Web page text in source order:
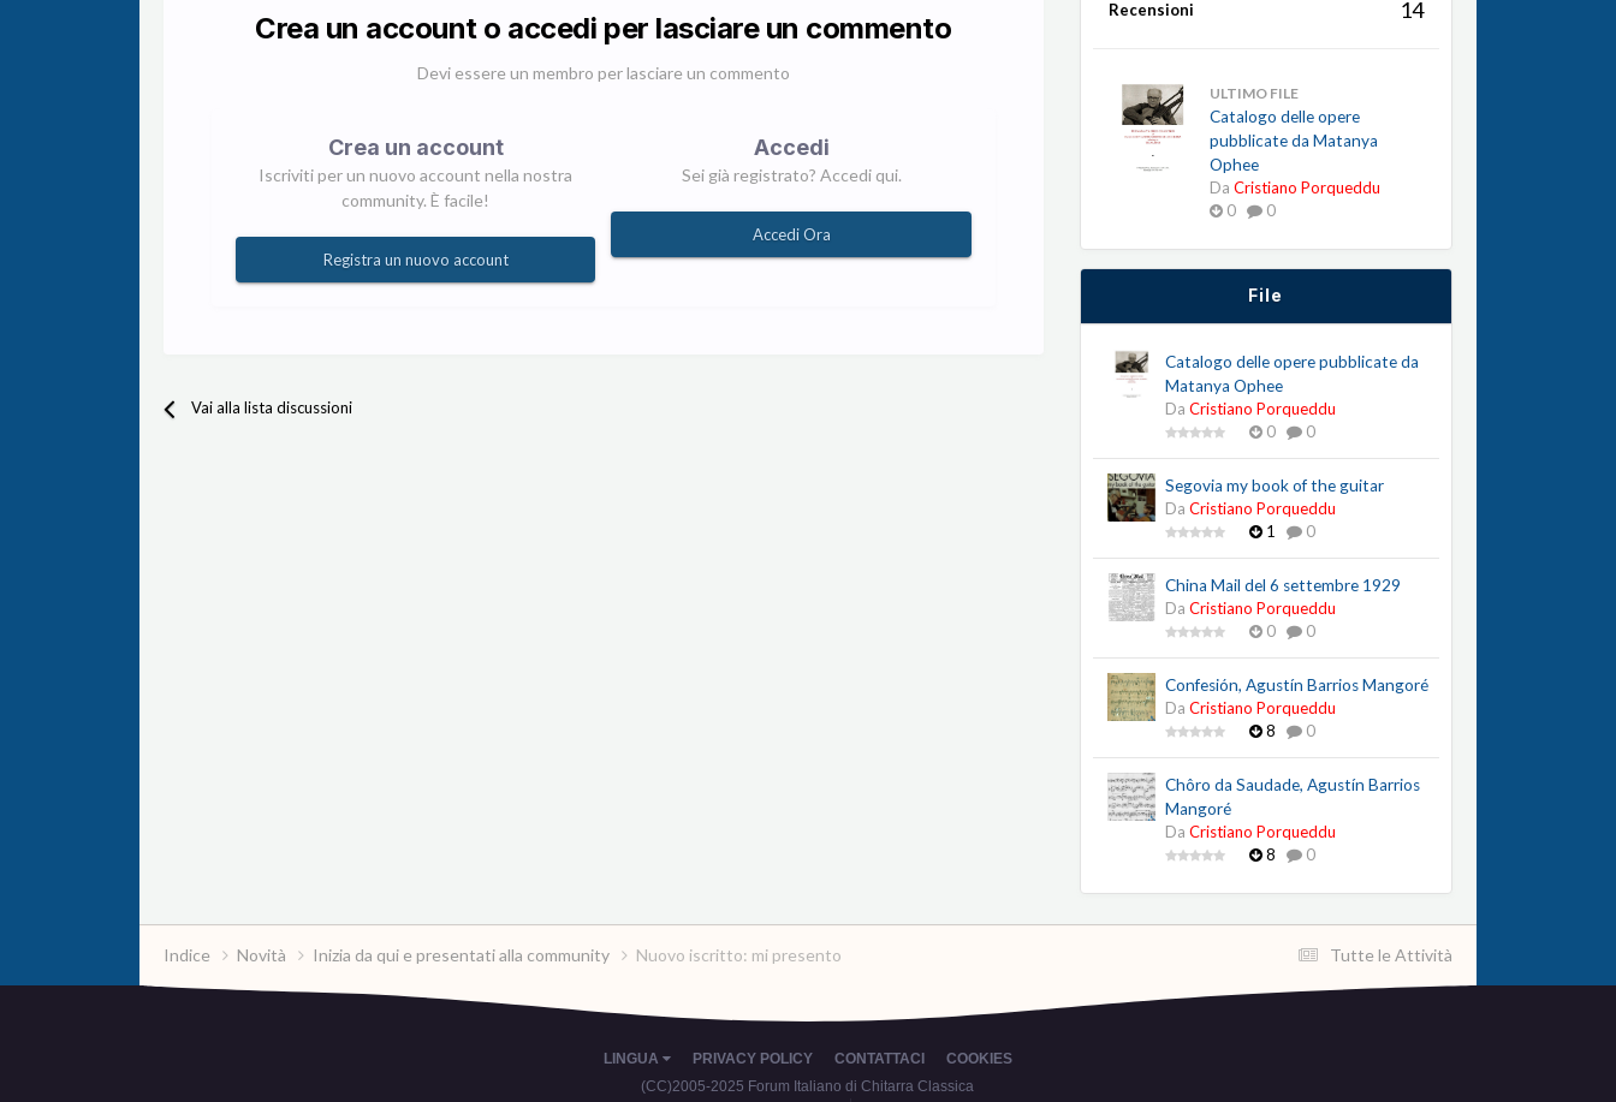
Crea un account o accedi per lasciare un commento
Devi essere un membro per lasciare un commento
Crea un account
Iscriviti per un nuovo account nella nostra
community. È facile!
Registra un nuovo account
Accedi
Sei già registrato? Accedi qui.
Accedi Ora
Vai alla lista discussioni
Recensioni 14
ULTIMO FILE
Catalogo delle opere
pubblicate da Matanya
Ophee
Da Cristiano Porqueddu
0
0
File
Catalogo delle opere pubblicate da
Matanya Ophee
Da Cristiano Porqueddu
0
0
Segovia my book of the guitar
Da Cristiano Porqueddu
1
0
China Mail del 6 settembre 1929
Da Cristiano Porqueddu
0
0
Confesión, Agustín Barrios Mangoré
Da Cristiano Porqueddu
8
0
Chôro da Saudade, Agustín Barrios
Mangoré
Da Cristiano Porqueddu
8
0
Tutte le Attività
Indice Novità Inizia da qui e presentati alla community Nuovo iscritto: mi presento
LINGUA PRIVACY POLICY CONTATTACI
COOKIES
(CC)2005-2025 Forum Italiano di Chitarra Classica